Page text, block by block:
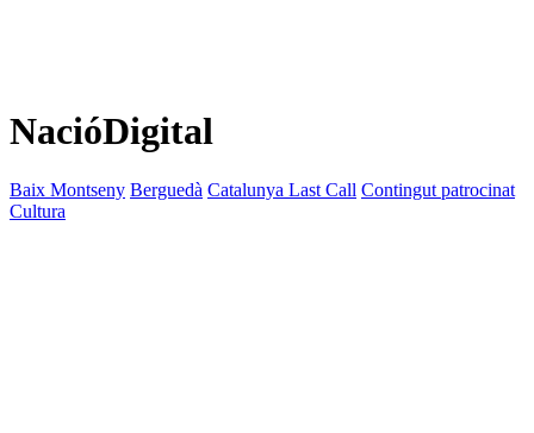
NacióDigital
Baix Montseny Berguedà Catalunya Last Call Contingut patrocinat
Cultura